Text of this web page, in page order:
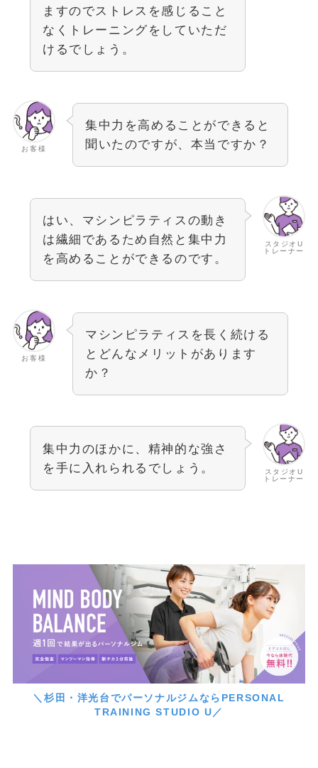
ますのでストレスを感じること
なくトレーニングをしていただ
けるでしょう。
お客様
集中力を高めることができると
聞いたのですが、本当ですか？
スタジオU
トレーナー
はい、マシンピラティスの動き
は繊細であるため自然と集中力
を高めることができるのです。
お客様
マシンピラティスを長く続ける
とどんなメリットがあります
か？
スタジオU
トレーナー
集中力のほかに、精神的な強さ
を手に入れられるでしょう。
＼杉田・洋光台でパーソナルジムならPERSONAL
TRAINING STUDIO U／